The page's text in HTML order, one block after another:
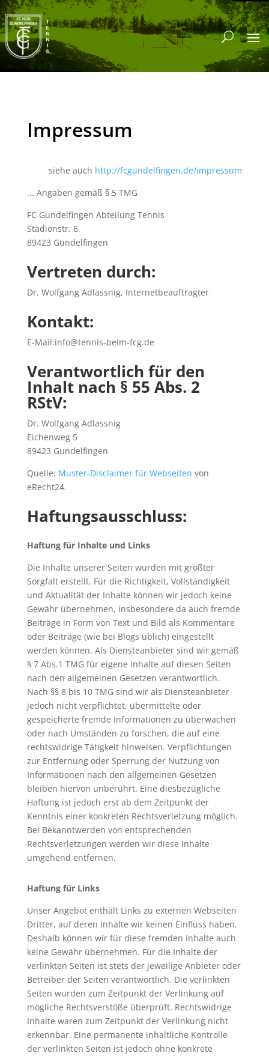
Impressum
siehe auch http://fcgundelfingen.de/impressum
... Angaben gemäß § 5 TMG
FC Gundelfingen Abteilung Tennis
Stadionstr. 6
89423 Gundelfingen
Vertreten durch:
Dr. Wolfgang Adlassnig, Internetbeauftragter
Kontakt:
E-Mail:info@tennis-beim-fcg.de
Verantwortlich für den
Inhalt nach § 55 Abs. 2
RStV:
Dr. Wolfgang Adlassnig
Eichenweg 5
89423 Gundelfingen
Quelle: Muster-Disclaimer für Webseiten von
eRecht24.
Haftungsausschluss:
Haftung für Inhalte und Links
Die Inhalte unserer Seiten wurden mit größter
Sorgfalt erstellt. Für die Richtigkeit, Vollständigkeit
und Aktualität der Inhalte können wir jedoch keine
Gewähr übernehmen, insbesondere da auch fremde
Beiträge in Form von Text und Bild als Kommentare
oder Beiträge (wie bei Blogs üblich) eingestellt
werden können. Als Diensteanbieter sind wir gemäß
§ 7 Abs.1 TMG für eigene Inhalte auf diesen Seiten
nach den allgemeinen Gesetzen verantwortlich.
Nach §§ 8 bis 10 TMG sind wir als Diensteanbieter
jedoch nicht verpflichtet, übermittelte oder
gespeicherte fremde Informationen zu überwachen
oder nach Umständen zu forschen, die auf eine
rechtswidrige Tätigkeit hinweisen. Verpflichtungen
zur Entfernung oder Sperrung der Nutzung von
Informationen nach den allgemeinen Gesetzen
bleiben hiervon unberührt. Eine diesbezügliche
Haftung ist jedoch erst ab dem Zeitpunkt der
Kenntnis einer konkreten Rechtsverletzung möglich.
Bei Bekanntwerden von entsprechenden
Rechtsverletzungen werden wir diese Inhalte
umgehend entfernen.
Haftung für Links
Unser Angebot enthält Links zu externen Webseiten
Dritter, auf deren Inhalte wir keinen Einfluss haben.
Deshalb können wir für diese fremden Inhalte auch
keine Gewähr übernehmen. Für die Inhalte der
verlinkten Seiten ist stets der jeweilige Anbieter oder
Betreiber der Seiten verantwortlich. Die verlinkten
Seiten wurden zum Zeitpunkt der Verlinkung auf
mögliche Rechtsverstöße überprüft. Rechtswidrige
Inhalte waren zum Zeitpunkt der Verlinkung nicht
erkennbar. Eine permanente inhaltliche Kontrolle
der verlinkten Seiten ist jedoch ohne konkrete